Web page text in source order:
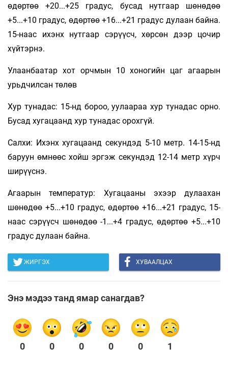
өдөртөө +20...+25 градус, бусад нутгаар шөнөдөө
+5...+10 градус, өдөртөө +16...+21 градус дулаан байна.
15-наас ихэнх нутгаар сэрүүсч, хөрсөн дээр цочир
хүйтэрнэ.
Улаанбаатар хот орчмын 10 хоногийн цаг агаарын
урьдчилсан төлөв
Хур тунадас: 15-нд бороо, уулаараа хур тунадас орно.
Бусад хугацаанд хур тунадас орохгүй.
Салхи: Ихэнх хугацаанд секундэд 5-10 метр. 14-15-нд
баруун өмнөөс хойш эргэж секундэд 12-14 метр хүрч
ширүүснэ.
Агаарын температур: Хугацааны эхээр дулаахан
шөнөдөө +5...+10 градус, өдөртөө +16...+21 градус, 15-
наас сэрүүсч шөнөдөө -1...+4 градус, өдөртөө +5...+10
градус дулаан байна.
ЖИРГЭХ ХУВААЛЦАХ
Энэ мэдээ танд ямар санагдав?
0 0 0 0 0 1